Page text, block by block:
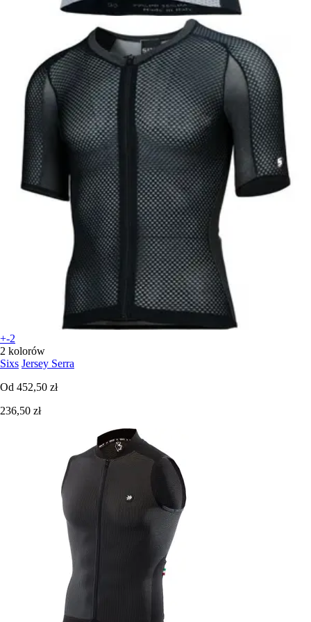
+-2
2 kolorów
Sixs Jersey Serra
Od 452,50 zł
236,50 zł